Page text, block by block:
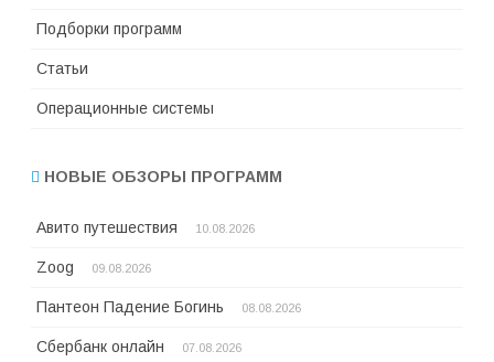
Подборки программ
Статьи
Операционные системы
НОВЫЕ ОБЗОРЫ ПРОГРАММ
Авито путешествия 10.08.2026
Zoog 09.08.2026
Пантеон Падение Богинь 08.08.2026
Сбербанк онлайн 07.08.2026